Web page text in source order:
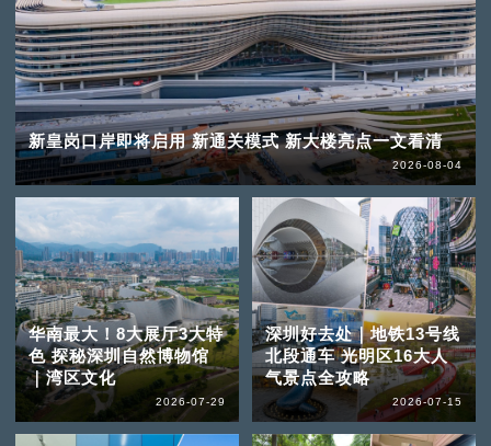
新皇岗口岸即将启用 新通关模式 新大楼亮点一文看清
2026-08-04
华南最大！8大展厅3大特
色 探秘深圳自然博物馆
｜湾区文化
2026-07-29
深圳好去处｜地铁13号线
北段通车 光明区16大人
气景点全攻略
2026-07-15